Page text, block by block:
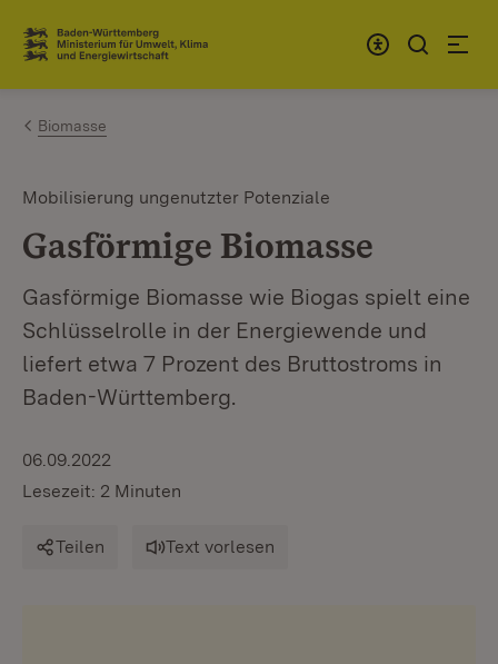
Zum Inhalt springen
Link zur Startseite
Biomasse
Mobilisierung ungenutzter Potenziale
Gasförmige Biomasse
Gasförmige Biomasse wie Biogas spielt eine
Schlüsselrolle in der Energiewende und
liefert etwa 7 Prozent des Bruttostroms in
Baden-Württemberg.
06.09.2022
Lesezeit: 2 Minuten
Teilen Text vorlesen